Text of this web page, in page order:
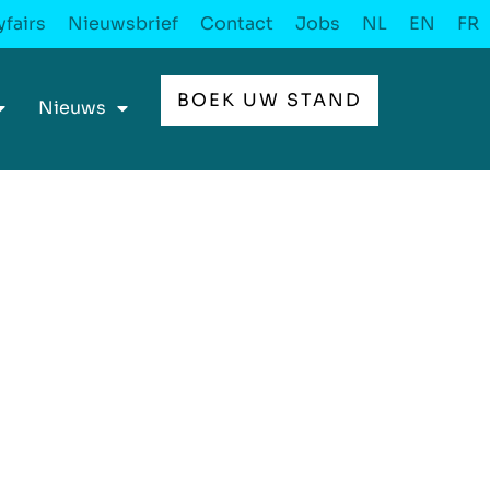
Nieuwsbrief Contact Jobs NL EN FR
Nieuws BOEK UW STAND